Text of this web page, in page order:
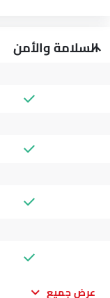
السلامة والأمن
عرض جميع